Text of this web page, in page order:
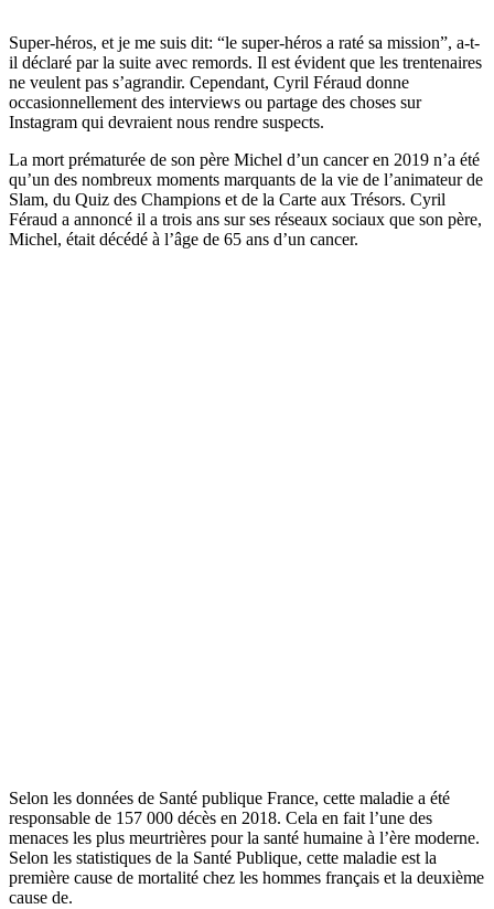
Super-héros, et je me suis dit: “le super-héros a raté sa mission”, a-t-
il déclaré par la suite avec remords. Il est évident que les trentenaires
ne veulent pas s’agrandir. Cependant, Cyril Féraud donne
occasionnellement des interviews ou partage des choses sur
Instagram qui devraient nous rendre suspects.
La mort prématurée de son père Michel d’un cancer en 2019 n’a été
qu’un des nombreux moments marquants de la vie de l’animateur de
Slam, du Quiz des Champions et de la Carte aux Trésors. Cyril
Féraud a annoncé il a trois ans sur ses réseaux sociaux que son père,
Michel, était décédé à l’âge de 65 ans d’un cancer.
Selon les données de Santé publique France, cette maladie a été
responsable de 157 000 décès en 2018. Cela en fait l’une des
menaces les plus meurtrières pour la santé humaine à l’ère moderne.
Selon les statistiques de la Santé Publique, cette maladie est la
première cause de mortalité chez les hommes français et la deuxième
cause de.